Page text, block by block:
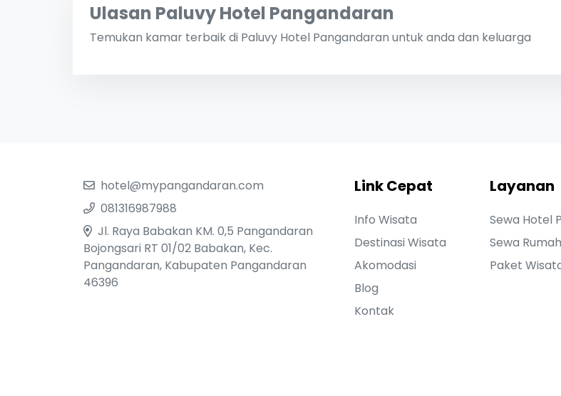
Ulasan Paluvy Hotel Pangandaran
Temukan kamar terbaik di Paluvy Hotel Pangandaran untuk anda dan keluarga
hotel@mypangandaran.com
081316987988
Jl. Raya Babakan KM. 0,5 Pangandaran
Bojongsari RT 01/02 Babakan, Kec.
Pangandaran, Kabupaten Pangandaran
46396
Link Cepat
Info Wisata
Destinasi Wisata
Akomodasi
Blog
Kontak
Layanan
Sewa Hotel
Sewa
Paket